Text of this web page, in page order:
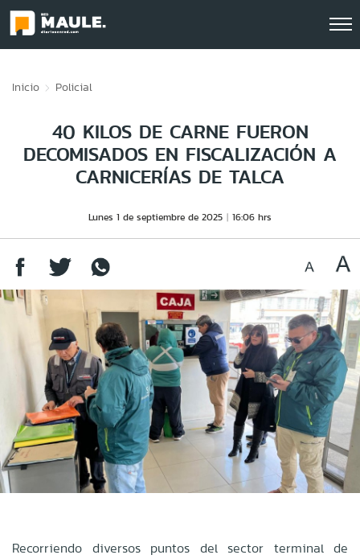
Inicio Policial
40 KILOS DE CARNE FUERON
DECOMISADOS EN FISCALIZACIÓN A
CARNICERÍAS DE TALCA
Lunes 1 de septiembre de 2025 16:06 hrs
Recorriendo diversos puntos del sector terminal de